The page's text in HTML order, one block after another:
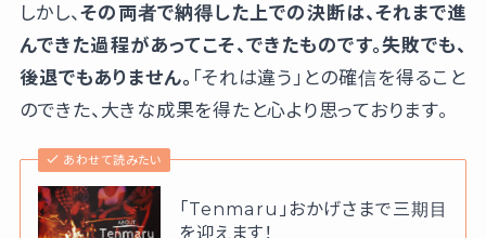
しかし、その両者で納得した上での決断は、それまで進
んできた過程があってこそ、できたものです。失敗でも、
後退でもありません。 「それは違う」との確信を得ること
のできた、大きな成果を得たと心より思っております。
あわせて読みたい
「Tenmaru」おかげさまで三期目
を迎えます！